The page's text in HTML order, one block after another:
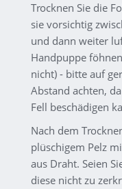
Trocknen Sie die
sie vorsichtig
und dann weiter
Handpuppe
nicht) - bitte auf
Abstand achten,
Fell beschädigen
Nach dem
plüschigem Pelz
aus Draht. Seien
diese nicht zu